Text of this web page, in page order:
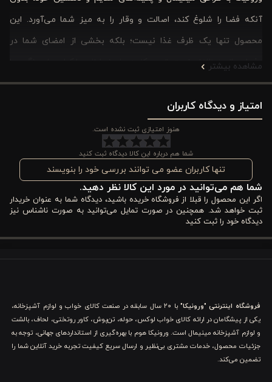
آنکه فضا را شلوغ کند، اصالت و وقار را به میز شما می‌آورد. این
محصول تنها یک ظرف غذا نیست؛ بلکه بخشی از امضای شما در
پذیرایی از عزیزانتان است. تصور کنید برنج زعفرانی یا کباب‌های رنگین را
در این دیس بیضی‌شکل سرو می‌کنید؛ کنتراست رنگ خاکی، ذغالی یا
سبز آن با غذا، اشتهای هر بیننده‌ای را تحریک می‌کند. ما می‌دانیم که
شما به دنبال کیفیت هستید، اما زیبایی هم به همان اندازه اهمیت
دارد. با انتخاب این دیس، شما دیگر نیازی نیست بین کاربردی بودن و
شیک بودن یکی را انتخاب کنید؛ ورونیکا هر دو را در بسته‌ای جذاب به
شما هدیه می‌دهد. بیایید نگاهی دقیق‌تر به این همراه همیشگی
آشپزخانه شما بیندازیم.
ویژگی های مهم دیس چینی بیضی ورونیکا مدل پتینه
این دیس از مرغوب‌ترین نوع چینی پرسلین ساخته شده است. پرسلین
یا همان چینی درجه یک، برخلاف سرامیک‌های معمولی، در دمای بسیار
بالا پخته می‌شود که این امر باعث تراکم مولکولی بسیار بالای آن
مشاهده بیشتر
امتیاز و دیدگاه کاربران
هنوز امتیازی ثبت نشده است.
شما هم درباره این کالا دیدگاه ثبت کنید
تنها کاربران عضو می توانند بررسی خود را بنویسند
شما هم می‌توانید در مورد این کالا نظر دهید.
اگر این محصول را قبلا از فروشگاه خریده باشید، دیدگاه شما به عنوان خریدار
ثبت خواهد شد. همچنین در صورت تمایل می‌توانید به صورت ناشناس نیز
دیدگاه خود را ثبت کنید
فروشگاه اینترنتی "ورونیکا"
با ۲۰ سال سابقه در صنعت کالای خواب و لوازم آشپزخانه،
یکی از پیشگامان در ارائه کالای خواب لوکس، حوله، تن‌پوش، کاور روتختی، لحاف، بالشت
و لوازم آشپزخانه مینیمال است. ورونیکا هوم با بهره‌گیری از استانداردهای جهانی، توجه به
جزئیات محصول، خدمات مشتری بی‌نظیر و ارسال سریع کیفیت تجربه خرید آنلاین شما را
تضمین می‌کند.